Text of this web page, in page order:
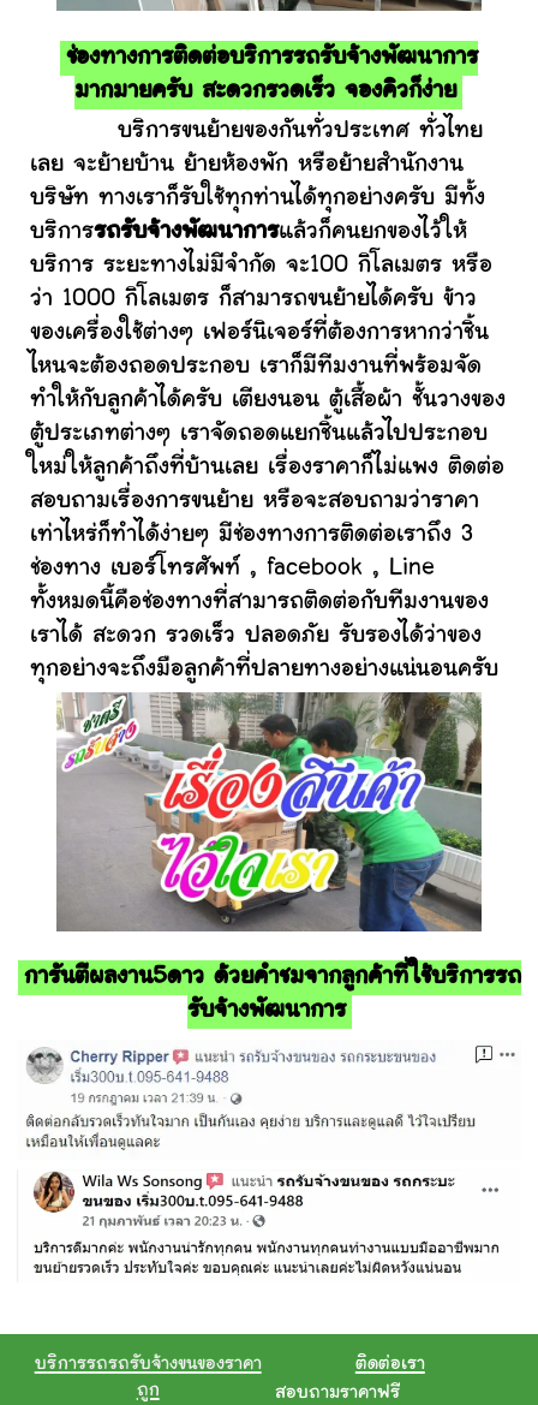
ช่องทางการติดต่อบริการรถรับจ้างพัฒนาการ
มากมายครับ สะดวกรวดเร็ว จองคิวก็ง่าย
บริการขนย้ายของกันทั่วประเทศ ทั่วไทย
เลย จะย้ายบ้าน ย้ายห้องพัก หรือย้ายสำนักงาน
บริษัท ทางเราก็รับใช้ทุกท่านได้ทุกอย่างครับ มีทั้ง
บริการรถรับจ้างพัฒนาการแล้วก็คนยกของไว้ให้
บริการ ระยะทางไม่มีจำกัด จะ100 กิโลเมตร หรือ
ว่า 1000 กิโลเมตร ก็สามารถขนย้ายได้ครับ ข้าว
ของเครื่องใช้ต่างๆ เฟอร์นิเจอร์ที่ต้องการหากว่าชิ้น
ไหนจะต้องถอดประกอบ เราก็มีทีมงานที่พร้อมจัด
ทำให้กับลูกค้าได้ครับ เตียงนอน ตู้เสื้อผ้า ชั้นวางของ
ตู้ประเภทต่างๆ เราจัดถอดแยกชิ้นแล้วไปประกอบ
ใหม่ให้ลูกค้าถึงที่บ้านเลย เรื่องราคาก็ไม่แพง ติดต่อ
สอบถามเรื่องการขนย้าย หรือจะสอบถามว่าราคา
เท่าไหร่ก็ทำได้ง่ายๆ มีช่องทางการติดต่อเราถึง 3
ช่องทาง เบอร์โทรศัพท์ , facebook , Line
ทั้งหมดนี้คือช่องทางที่สามารถติดต่อกับทีมงานของ
เราได้ สะดวก รวดเร็ว ปลอดภัย รับรองได้ว่าของ
ทุกอย่างจะถึงมือลูกค้าที่ปลายทางอย่างแน่นอนครับ
การันตีผลงาน5ดาว ด้วยคำชมจากลูกค้าที่ใช้บริการรถ
รับจ้างพัฒนาการ
บริการรถรถรับจ้างขนของราคา
ถูก
ติดต่อเรา
สอบถามราคาฟรี